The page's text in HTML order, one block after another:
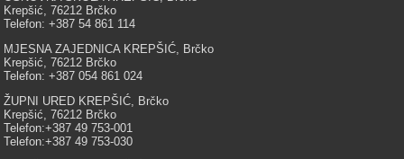
Krepšić, 76212 Brčko
Telefon: +387 54 861 114
MJESNA ZAJEDNICA KREPŠIĆ, Brčko
Krepšić, 76212 Brčko
Telefon: +387 054 861 024
ŽUPNI URED KREPŠIĆ, Brčko
Krepšić, 76212 Brčko
Telefon:+387 49 753-001
Telefon:+387 49 753-030